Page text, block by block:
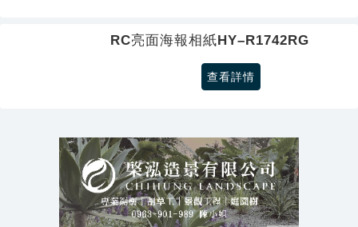
RC亮面海報相紙HY–R1742RG
查看詳情